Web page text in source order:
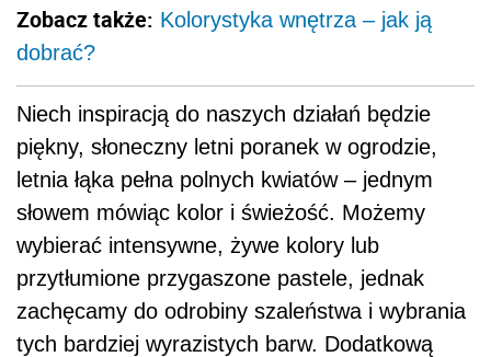
Zobacz także: Kolorystyka wnętrza – jak ją
dobrać?
Niech inspiracją do naszych działań będzie
piękny, słoneczny letni poranek w ogrodzie,
letnia łąka pełna polnych kwiatów – jednym
słowem mówiąc kolor i świeżość. Możemy
wybierać intensywne, żywe kolory lub
przytłumione przygaszone pastele, jednak
zachęcamy do odrobiny szaleństwa i wybrania
tych bardziej wyrazistych barw. Dodatkową